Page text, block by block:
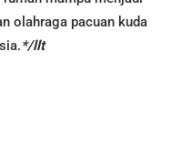
olahraga pacuan kuda
*/llt